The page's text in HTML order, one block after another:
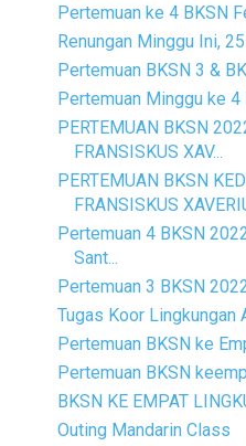
Pertemuan ke 4 BKSN
Renungan Minggu Ini,
Pertemuan BKSN 3 &
Pertemuan Minggu ke 4
PERTEMUAN BKSN
FRANSISKUS XAV...
PERTEMUAN BKSN
FRANSISKUS
Pertemuan 4 BKSN
Sant...
Pertemuan 3 BKSN
Tugas Koor Lingkungan
Pertemuan BKSN ke
Pertemuan BKSN
BKSN KE EMPAT
Outing Mandarin Class